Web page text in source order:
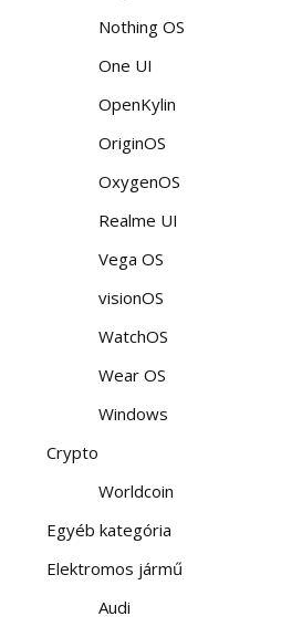
Nothing OS
One UI
OpenKylin
OriginOS
OxygenOS
Realme UI
Vega OS
visionOS
WatchOS
Wear OS
Windows
Crypto
Worldcoin
Egyéb kategória
Elektromos jármű
Audi